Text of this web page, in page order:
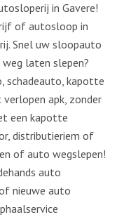
in Gavere!
of autosloop in
Snel uw sloopauto
laten slepen?
schadeauto, kapotte
apk, zonder
een kapotte
distributieriem of
of auto wegslepen!
auto
nieuwe auto